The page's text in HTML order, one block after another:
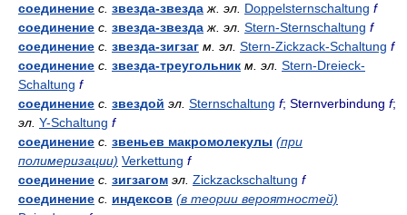
соединение с. звезда-звезда ж. эл. Doppelsternschaltung f
соединение с. звезда-звезда ж. эл. Stern-Sternschaltung f
соединение с. звезда-зигзаг м. эл. Stern-Zickzack-Schaltung f
соединение с. звезда-треугольник м. эл. Stern-Dreieck-
Schaltung f
соединение с. звездой эл. Sternschaltung f; Sternverbindung f;
эл. Y-Schaltung f
соединение с. звеньев макромолекулы (при
полимеризации) Verkettung f
соединение с. зигзагом эл. Zickzackschaltung f
соединение с. индексов (в теории вероятностей)